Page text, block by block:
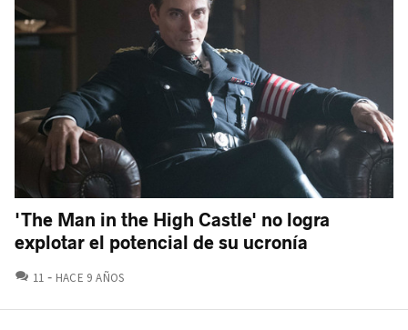
'The Man in the High Castle' no logra
explotar el potencial de su ucronía
11 COMENTARIOS
HACE 9 AÑOS